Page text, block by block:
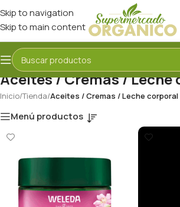
Skip to navigation
Skip to main content
Aceites / Cremas / Leche
Inicio/Tienda/Aceites / Cremas / Leche corporal
Menú productos